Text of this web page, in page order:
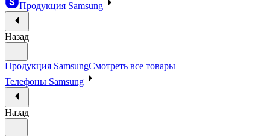
Продукция Samsung
Назад
Продукция SamsungСмотреть все товары
Телефоны Samsung
Назад